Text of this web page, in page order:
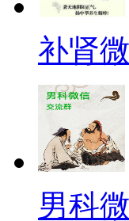
补肾
男科